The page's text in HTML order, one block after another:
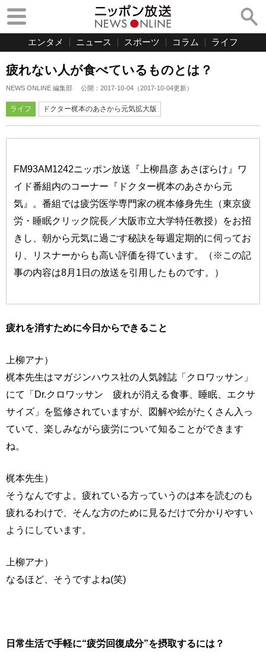
エンタメ ニュース スポーツ コラム ライフ
疲れない人が食べているものとは？
NEWS ONLINE 編集部 公開： 2017-10-04 （2017-10-04更新）
ライフ ドクター梶本のあさから元気拡大版
FM93AM1242ニッポン放送『上柳昌彦 あさぼらけ』ワ
イド番組内のコーナー『ドクター梶本のあさから元
気』。番組では疲労医学専門家の梶本修身先生（東京疲
労・睡眠クリック院長／大阪市立大学特任教授）をお招
きし、朝から元気に過ごす秘訣を毎週定期的に伺ってお
り、リスナーからも高い評価を得ています。（※この記
事の内容は8月1日の放送を引用したものです。）
疲れを消すために今日からできること
上柳アナ）
梶本先生はマガジンハウス社の人気雑誌「クロワッサン」
にて「Dr.クロワッサン 疲れが消える食事、睡眠、エクサ
サイズ」を監修されていますが、図解や絵がたくさん入っ
ていて、楽しみながら疲労について知ることができます
ね。
梶本先生）
そうなんですよ。疲れている方っていうのは本を読むのも
疲れるわけで、そんな方のために見るだけで分かりやすい
ようにしています。
上柳アナ）
なるほど、そうですよね(笑)
日常生活で手軽に“疲労回復成分”を摂取するには？